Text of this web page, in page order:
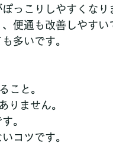
っこりしやすくなり
便通も改善しやすい
多いです。
こと。
ません。
。
コツです。